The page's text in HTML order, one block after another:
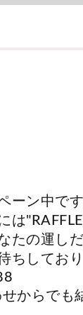
ーン中です
は
たの運しだ
ちしており
からでも